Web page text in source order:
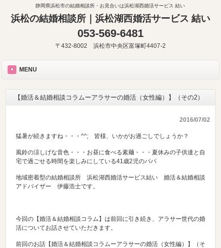
静岡県浜松市の結婚相談所・お見合いは浜松湖西婚活サービス 結い
浜松の結婚相談所｜浜松湖西婚活サービス 結い
053-569-6481
〒432-8002 浜松市中央区富塚町4407-2
MENU
【婚活＆結婚相談コラムーアラサーの婚活（女性編）】（その2）
2016/07/02
猛暑が続きますね・・・^^; 皆様、いかがお過ごしでしょうか？
風鈴の涼しげな音色・・・お昼に食べる素麺・・・夏休みの子供達と自
宅で過ごせる時間を楽しみにしている41歳2児のパパ
地域密着型の結婚相談所 浜松湖西婚活サービス結い 婚活＆結婚相談
アドバイザー 伊藤浩士です。
今回の【婚活＆結婚相談コラム】は前回に引き続き、アラサー世代の婚
活についてお話させていただきます。
前回のお話【婚活＆結婚相談コラムーアラサーの婚活（女性編）】（そ